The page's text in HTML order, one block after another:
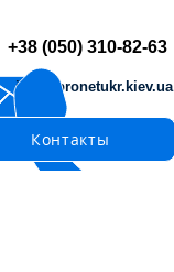
info@pronetukr.kiev.ua
+38 (050) 310-82-63
Контакты